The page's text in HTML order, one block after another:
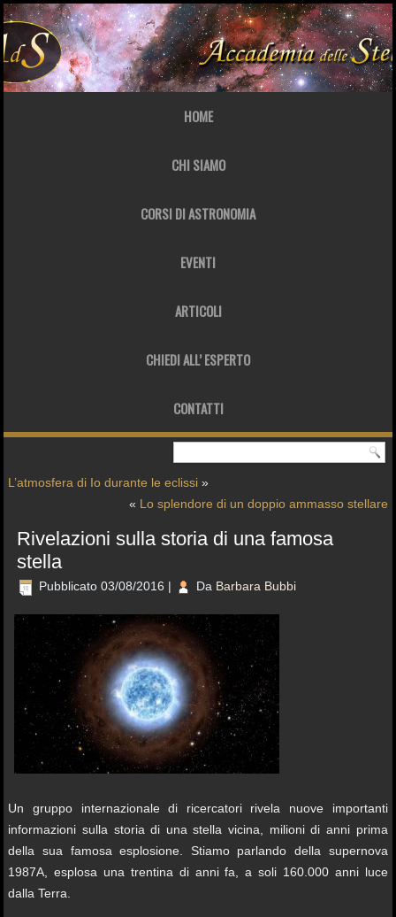
HOME
CHI SIAMO
CORSI DI ASTRONOMIA
EVENTI
ARTICOLI
CHIEDI ALL’ ESPERTO
CONTATTI
L’atmosfera di Io durante le eclissi »
« Lo splendore di un doppio ammasso stellare
Rivelazioni sulla storia di una famosa
stella
Pubblicato 03/08/2016 | Da Barbara Bubbi
Un gruppo internazionale di ricercatori rivela nuove importanti
informazioni sulla storia di una stella vicina, milioni di anni prima
della sua famosa esplosione. Stiamo parlando della supernova
1987A, esplosa una trentina di anni fa, a soli 160.000 anni luce
dalla Terra.